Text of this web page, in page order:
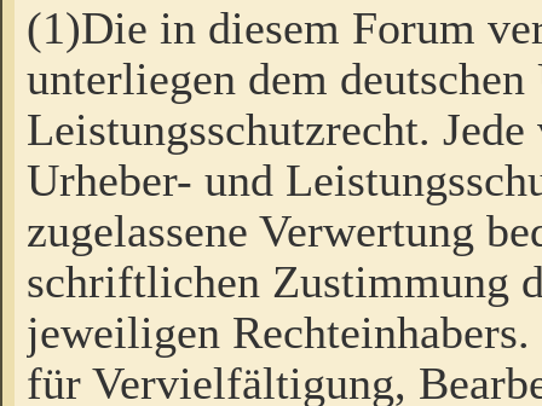
(1)Die in diesem Forum
unterliegen dem
Leistungsschutzrecht.
Urheber- und
zugelassene Verwertung
schriftlichen Zustimmung
jeweiligen
für Vervielfältigung,